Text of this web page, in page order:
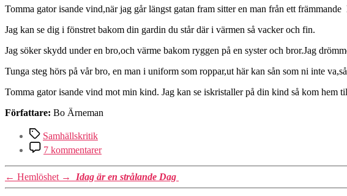
Tomma gator isande vind,när jag går längst gatan fram sitter en man från ett
Jag kan se dig i fönstret bakom din gardin du står där i värmen så vacker och fin.
Jag söker skydd under en bro,och värme bakom ryggen på en syster och bror.Jag
Tunga steg hörs på vår bro, en man i uniform som roppar,ut här kan sån som ni inte
Tomma gator isande vind mot min kind. Jag kan se iskristaller på din kind så kom hem
Författare: Bo Ärneman
Etiketter
Samhällskritik
7 kommentarertill
Tomma
gator
och
iskall
← Hemlöshet → Idag är en strålande Dag